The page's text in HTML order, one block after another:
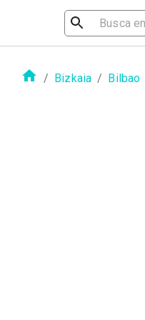
/ Bizkaia / Bilbao